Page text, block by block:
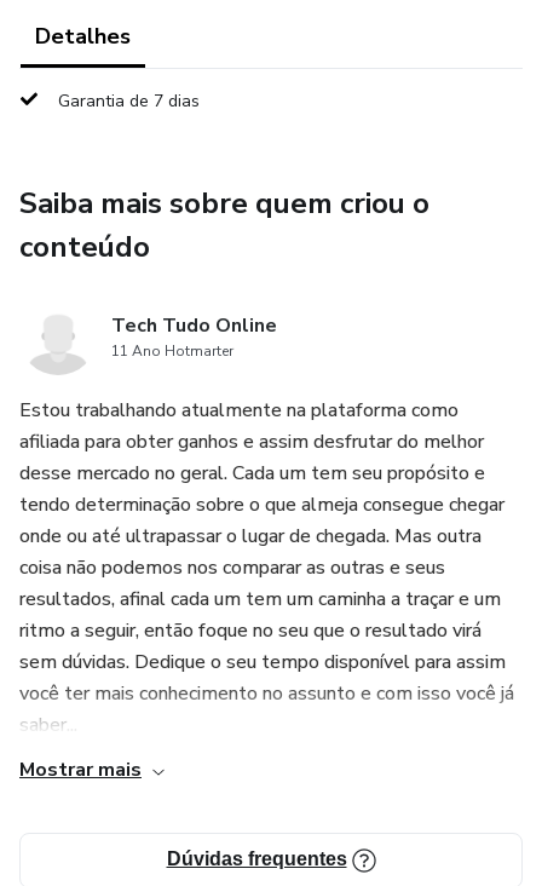
20 templates de animação e editáveis para stories
Detalhes
Garantia de 7 dias
Saiba mais sobre quem criou o
conteúdo
Tech Tudo Online
11 Ano Hotmarter
Estou trabalhando atualmente na plataforma como
afiliada para obter ganhos e assim desfrutar do melhor
desse mercado no geral. Cada um tem seu propósito e
tendo determinação sobre o que almeja consegue chegar
onde ou até ultrapassar o lugar de chegada. Mas outra
coisa não podemos nos comparar as outras e seus
resultados, afinal cada um tem um caminha a traçar e um
ritmo a seguir, então foque no seu que o resultado virá
sem dúvidas. Dedique o seu tempo disponível para assim
você ter mais conhecimento no assunto e com isso você já
saber...
Mostrar mais
Dúvidas frequentes